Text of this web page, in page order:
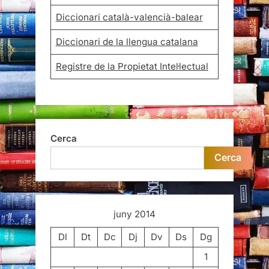
Diccionari català-valencià-balear
Diccionari de la llengua catalana
Registre de la Propietat Intel·lectual
Cerca
Cerca
juny 2014
Dl
Dt Dc Dj Dv Ds
Dg
1